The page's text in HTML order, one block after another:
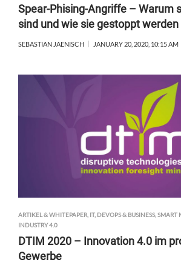
Spear-Phising-Angriffe – Warum
sind und wie sie gestoppt
SEBASTIAN JAENISCH JANUARY 20, 2020, 10:15 AM
ARTIKEL & WHITEPAPER IT, DEVOPS & BUSINESS, SMART
INDUSTRY 4.0
DTIM 2020 – Innovation 4.0 im
Gewerbe